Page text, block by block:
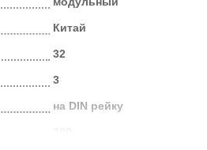
Китай
32
3
на DIN рейку